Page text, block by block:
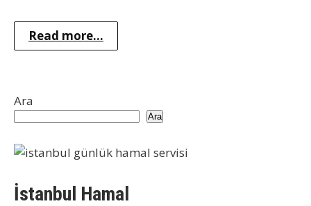
Read more...
Ara
Ara
İstanbul Hamal